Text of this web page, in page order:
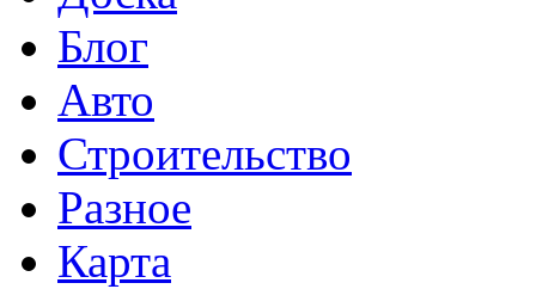
Блог
Авто
Строительство
Разное
Карта